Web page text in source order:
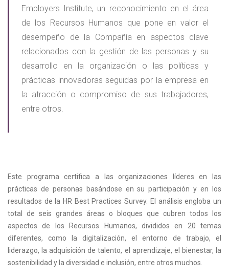
Employers Institute, un reconocimiento en el área
de los Recursos Humanos que pone en valor el
desempeño de la Compañía en aspectos clave
relacionados con la gestión de las personas y su
desarrollo en la organización o las políticas y
prácticas innovadoras seguidas por la empresa en
la atracción o compromiso de sus trabajadores,
entre otros.
Este programa certifica a las organizaciones líderes en las
prácticas de personas basándose en su participación y en los
resultados de la HR Best Practices Survey. El análisis engloba un
total de seis grandes áreas o bloques que cubren todos los
aspectos de los Recursos Humanos, divididos en 20 temas
diferentes, como la digitalización, el entorno de trabajo, el
liderazgo, la adquisición de talento, el aprendizaje, el bienestar, la
sostenibilidad y la diversidad e inclusión, entre otros muchos.